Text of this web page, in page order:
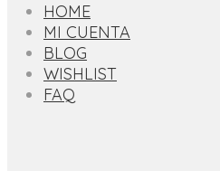
HOME
MI CUENTA
BLOG
WISHLIST
FAQ